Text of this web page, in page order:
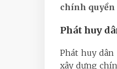
chính quyền
Phát huy
Phát huy
xây dựng